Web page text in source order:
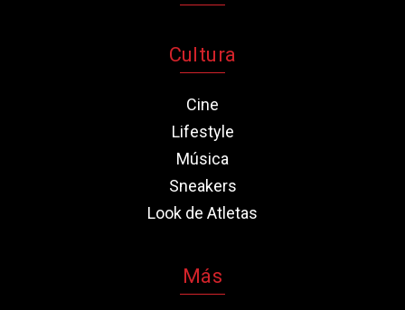
Cultura
Cine
Lifestyle
Música
Sneakers
Look de Atletas
Más